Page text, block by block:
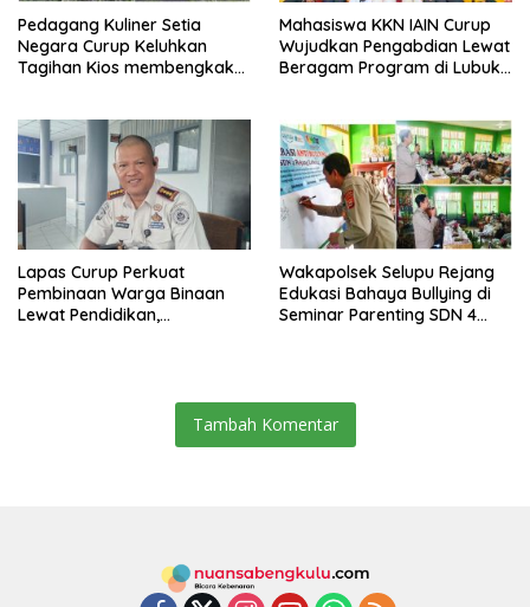
Pedagang Kuliner Setia
Negara Curup Keluhkan
Tagihan Kios membengkak
Mahasiswa KKN IAIN Curup
Wujudkan Pengabdian Lewat
Beragam Program di Lubuk
Lapas Curup Perkuat
Pembinaan Warga Binaan
Lewat Pendidikan,
Wakapolsek Selupu Rejang
Edukasi Bahaya Bullying di
Seminar Parenting SDN 4
Tambah Komentar